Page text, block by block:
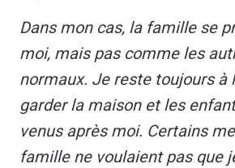
Dans mon cas, la famille se
moi, mais pas comme les
normaux. Je reste toujours à
garder la maison et les
venus après moi. Certains
famille ne voulaient pas que